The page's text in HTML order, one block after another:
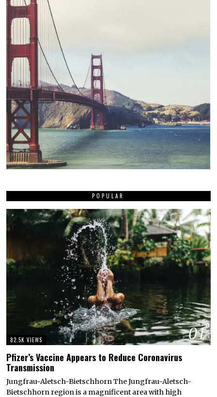
POPULAR
01
82.5K VIEWS
Pfizer’s Vaccine Appears to Reduce Coronavirus
Transmission
Jungfrau-Aletsch-Bietschhorn The Jungfrau-Aletsch-
Bietschhorn region is a magnificent area with high